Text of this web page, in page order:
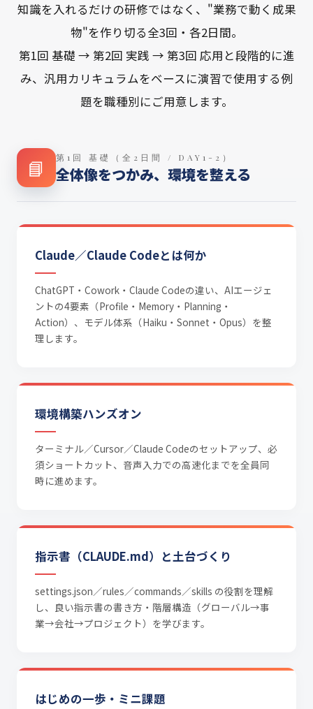
知識を入れるだけの研修ではなく、"業務で動く成果
物"を作り切る全3回・各2日間。
第1回 基礎 → 第2回 実践 → 第3回 応用と段階的に進
み、汎用カリキュラムをベースに演習で使用する例
題を職種別にご用意します。
📘 第1回 基礎（全2日間 / DAY1-2）
全体像をつかみ、環境を整える
Claude／Claude Codeとは何か
ChatGPT・Cowork・Claude Codeの違い、AIエージェ
ントの4要素（Profile・Memory・Planning・
Action）、モデル体系（Haiku・Sonnet・Opus）を整
理します。
環境構築ハンズオン
ターミナル／Cursor／Claude Codeのセットアップ、必
須ショートカット、音声入力での高速化までを全員同
時に進めます。
指示書（CLAUDE.md）と土台づくり
settings.json／rules／commands／skills の役割を理解
し、良い指示書の書き方・階層構造（グローバル→事
業→会社→プロジェクト）を学びます。
はじめの一歩・ミニ課題